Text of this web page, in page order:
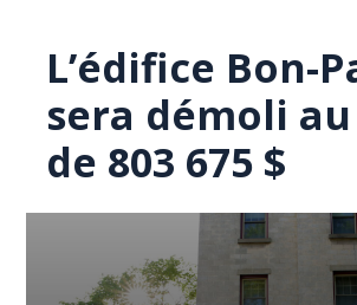
L’édifice Bon-
sera démoli
de 803 675 $